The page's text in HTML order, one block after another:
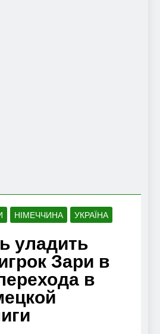
НІМЕЧЧИНА УКРАЇНА
уладить
Зари в
в